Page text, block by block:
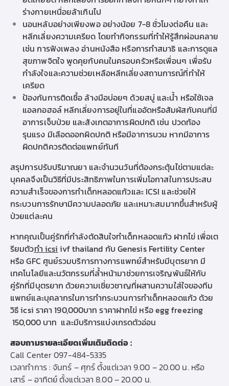
ร่างกายเหนื่อยล้าเกินไป
นอนหลับอย่างเพียงพอ อย่างน้อย 7-8 ชั่วโมงต่อคืน และ
หลีกเลี่ยงความเครียด โดยทำกิจกรรมที่ทำให้รู้สึกผ่อนคลาย
เช่น การฟังเพลง อ่านหนังสือ หรือการทำสมาธิ และการดูแล
สุขภาพจิตใจ พูดคุยกับคนในครอบครัวหรือเพื่อนๆ เพื่อรับ
กำลังใจและความช่วยเหลือหลีกเลี่ยงสถานการณ์ที่ทำให้
เครียด
ป้องกันการติดเชื้อ ล้างมือบ่อยๆ ด้วยสบู่ และน้ำ หรือใช้เจล
แอลกอฮอล์ หลีกเลี่ยงการอยู่ในที่แออัดหรือสัมผัสกับคนที่มี
อาการเจ็บป่วย และสังเกตอาการผิดปกติ เช่น ปวดท้อง
รุนแรง มีเลือดออกผิดปกติ หรือมีอาการบวม หากมีอาการ
ผิดปกติควรติดต่อแพทย์ทันที
สรุปการปรับปริมาณยา และจำนวนวันที่ต้องกระตุ้นไข่ตามแต่ละ
บุคคลจึงเป็นวิธีที่มีประสิทธิภาพในการเพิ่มโอกาสในการประสบ
ความสำเร็จของการทำเด็กหลอดแก้วและ ICSI และช่วยให้
กระบวนการรักษามีความปลอดภัย และเหมาะสมมากขึ้นสำหรับผู้
ป่วยแต่ละคน
หากคุณเป็นคู่รักที่กำลังตัดสินใจทำเด็กหลอดแก้ว ฝากไข่ เพื่อเต
รียมตัวทํา icsi ivf thailand กับ Genesis Fertility Center
หรือ GFC ศูนย์รวมบริการทางการแพทย์สำหรับมีบุตรยาก มี
เทคโนโลยีและนวัตกรรมที่ล้ำหน้ามาช่วยการเจริญพันธ์ให้กับ
คู่รักที่มีบุตรยาก ด้วยความเชี่ยวชาญที่ผสานความใส่ใจของทีม
แพทย์และบุคลากรในการทำกระบวนการทำเด็กหลอดแก้ว ด้วย
วิธีicsi ราคา190,000บาทราคาฝากไข่ หรือegg freezing
150,000 บาท และมีบริการแบ่งเกรดตัวอ่อน
สอบถามรายละเอียดเพิ่มเติมติดต่อ :
Call Center097-484-5335
เวลาทำการ : จันทร์ – ศุกร์ ตั้งแต่เวลา 9.00 – 20.00 น. หรือ
เสาร์ – อาทิตย์ ตั้งแต่เวลา 8.00 – 20.00 น.